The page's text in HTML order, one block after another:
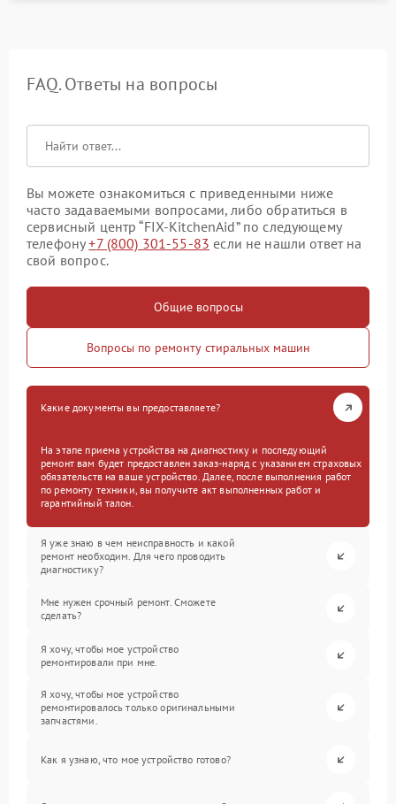
FAQ. Ответы на вопросы
Вы можете ознакомиться с приведенными ниже
часто задаваемыми вопросами, либо обратиться в
сервисный центр “FIX-KitchenAid” по следующему
телефону+7 (800) 301-55-83 если не нашли ответ на
свой вопрос.
Общие вопросы
Вопросы по ремонту стиральных машин
Какие документы вы предоставляете?
На этапе приема устройства на диагностику и последующий
ремонт вам будет предоставлен заказ-наряд с указанием страховых
обязательств на ваше устройство. Далее, после выполнения работ
по ремонту техники, вы получите акт выполненных работ и
гарантийный талон.
Я уже знаю в чем неисправность и какой
ремонт необходим. Для чего проводить
диагностику?
Мне нужен срочный ремонт. Сможете
сделать?
Я хочу, чтобы мое устройство
ремонтировали при мне.
Я хочу, чтобы мое устройство
ремонтировалось только оригинальными
запчастями.
Как я узнаю, что мое устройство готово?